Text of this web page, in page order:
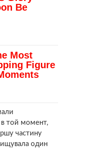
в той момент,
частину
один